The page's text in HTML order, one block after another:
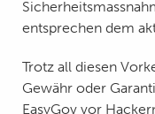
entsprechen dem
Trotz all diesen
Gewähr oder
EasyGov vor